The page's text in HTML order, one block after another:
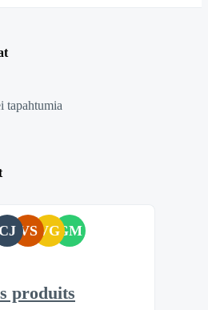
tapahtumia
CJ VS VGGM
produits